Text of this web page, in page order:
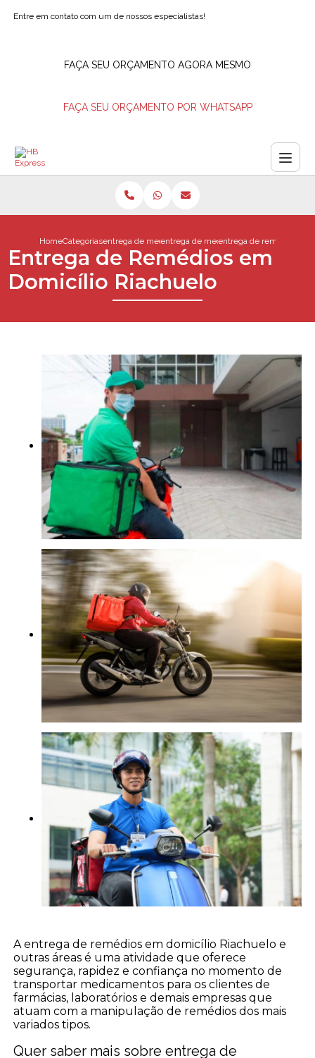
Entre em contato com um de nossos especialistas!
FAÇA SEU ORÇAMENTO AGORA MESMO
FAÇA SEU ORÇAMENTO POR WHATSAPP
HomeCategoriasentrega de medicamentosentrega de medicamento barra da tijuca
entrega de remedios em
Entrega de Remédios em
Domicílio Riachuelo
A entrega de remédios em domicílio Riachuelo e
outras áreas é uma atividade que oferece
segurança, rapidez e confiança no momento de
transportar medicamentos para os clientes de
farmácias, laboratórios e demais empresas que
atuam com a manipulação de remédios dos mais
variados tipos.
Quer saber mais sobre entrega de